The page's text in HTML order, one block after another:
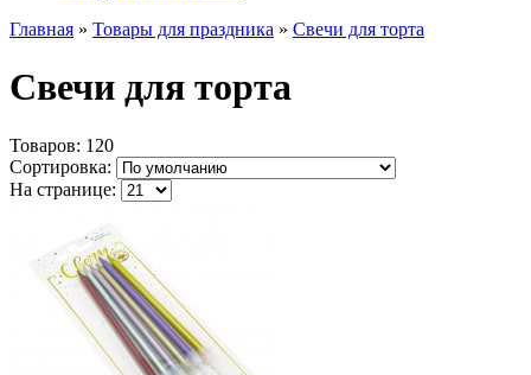
Главная » Товары для праздника » Свечи для торта
Свечи для торта
Товаров: 120
Сортировка:
На странице: